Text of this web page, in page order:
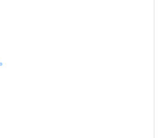
Silicon 上で x86_64
ドする (Docker desktop
Mac で x86 の Docker イメ
ています。Colima と
キテクチャーでビルドする